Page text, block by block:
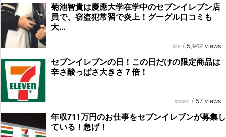
菊池智貴は慶應大学在学中のセブンイレブン店
員で、窃盗犯常習で炎上！グーグル口コミも
大...
kint / 5,942 views
セブンイレブンの日！この日だけの限定商品は
辛さ酸っぱさ大きさ７倍！
kinako / 57 views
年収711万円のお仕事をセブンイレブンが募集し
ている！急げ！